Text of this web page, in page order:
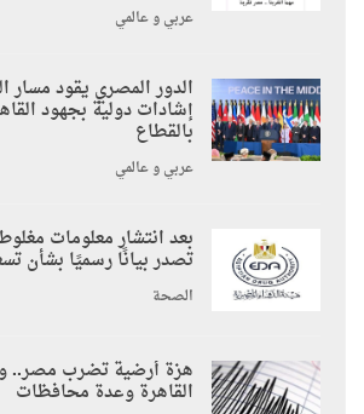
عربي و عالمي
الدور المصري يقود مسار
إشادات دولية بجهود
بالقطاع
عربي و عالمي
بعد انتشار معلومات
تصدر بيانًا رسميًا بشأن
الصحة
هزة أرضية تضرب مصر..
القاهرة وعدة محافظات